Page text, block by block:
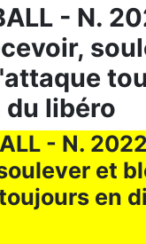
- N.
libéro
- N.
et
en